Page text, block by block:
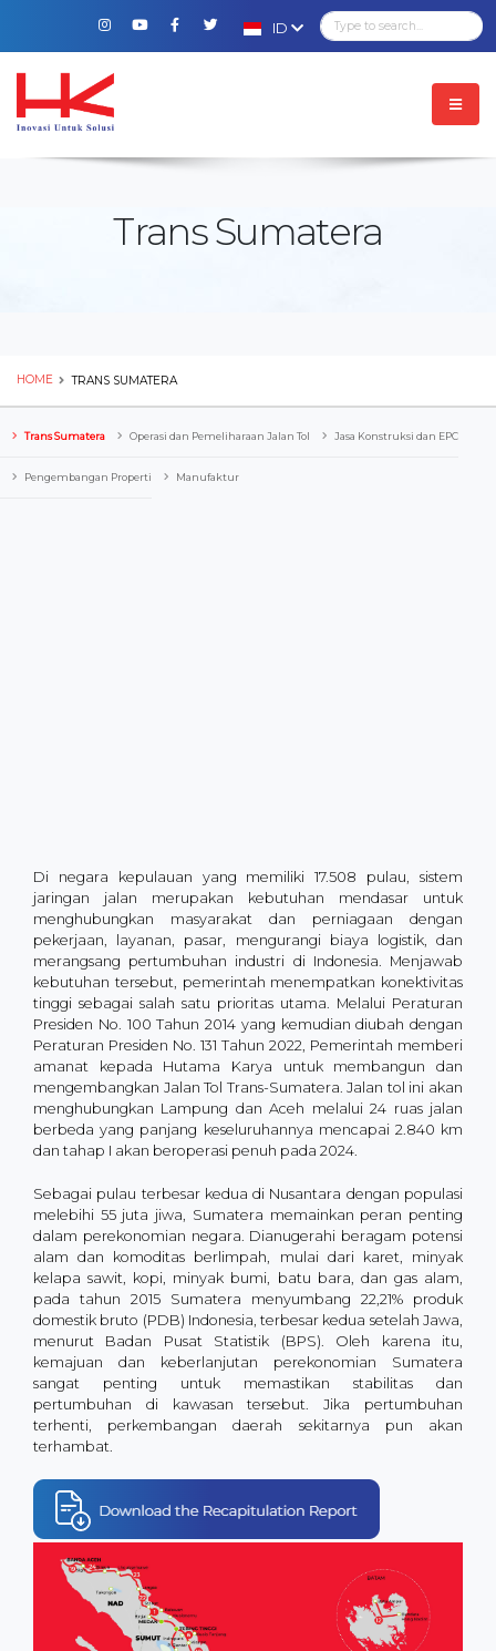
ID
Trans Sumatera
HOME TRANS SUMATERA
Trans Sumatera Operasi dan Pemeliharaan Jalan Tol Jasa Konstruksi dan EPC
Pengembangan Properti Manufaktur
Di negara kepulauan yang memiliki 17.508 pulau, sistem
jaringan jalan merupakan kebutuhan mendasar untuk
menghubungkan masyarakat dan perniagaan dengan
pekerjaan, layanan, pasar, mengurangi biaya logistik, dan
merangsang pertumbuhan industri di Indonesia. Menjawab
kebutuhan tersebut, pemerintah menempatkan konektivitas
tinggi sebagai salah satu prioritas utama. Melalui Peraturan
Presiden No. 100 Tahun 2014 yang kemudian diubah dengan
Peraturan Presiden No. 131 Tahun 2022, Pemerintah memberi
amanat kepada Hutama Karya untuk membangun dan
mengembangkan Jalan Tol Trans-Sumatera. Jalan tol ini akan
menghubungkan Lampung dan Aceh melalui 24 ruas jalan
berbeda yang panjang keseluruhannya mencapai 2.840 km
dan tahap I akan beroperasi penuh pada 2024.
Sebagai pulau terbesar kedua di Nusantara dengan populasi
melebihi 55 juta jiwa, Sumatera memainkan peran penting
dalam perekonomian negara. Dianugerahi beragam potensi
alam dan komoditas berlimpah, mulai dari karet, minyak
kelapa sawit, kopi, minyak bumi, batu bara, dan gas alam,
pada tahun 2015 Sumatera menyumbang 22,21% produk
domestik bruto (PDB) Indonesia, terbesar kedua setelah Jawa,
menurut Badan Pusat Statistik (BPS). Oleh karena itu,
kemajuan dan keberlanjutan perekonomian Sumatera
sangat penting untuk memastikan stabilitas dan
pertumbuhan di kawasan tersebut. Jika pertumbuhan
terhenti, perkembangan daerah sekitarnya pun akan
terhambat.